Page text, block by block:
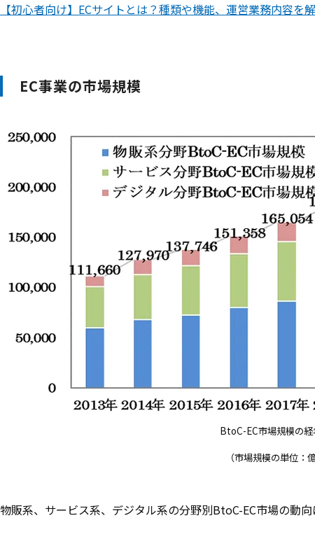
【初心者向け】ECサイトとは？種類や機能、運営業務内容を
EC事業の市場規模
BtoC-EC市場規模の
（市場規模の単位：億
物販系、サービス系、デジタル系の分野別BtoC-EC市場の動向